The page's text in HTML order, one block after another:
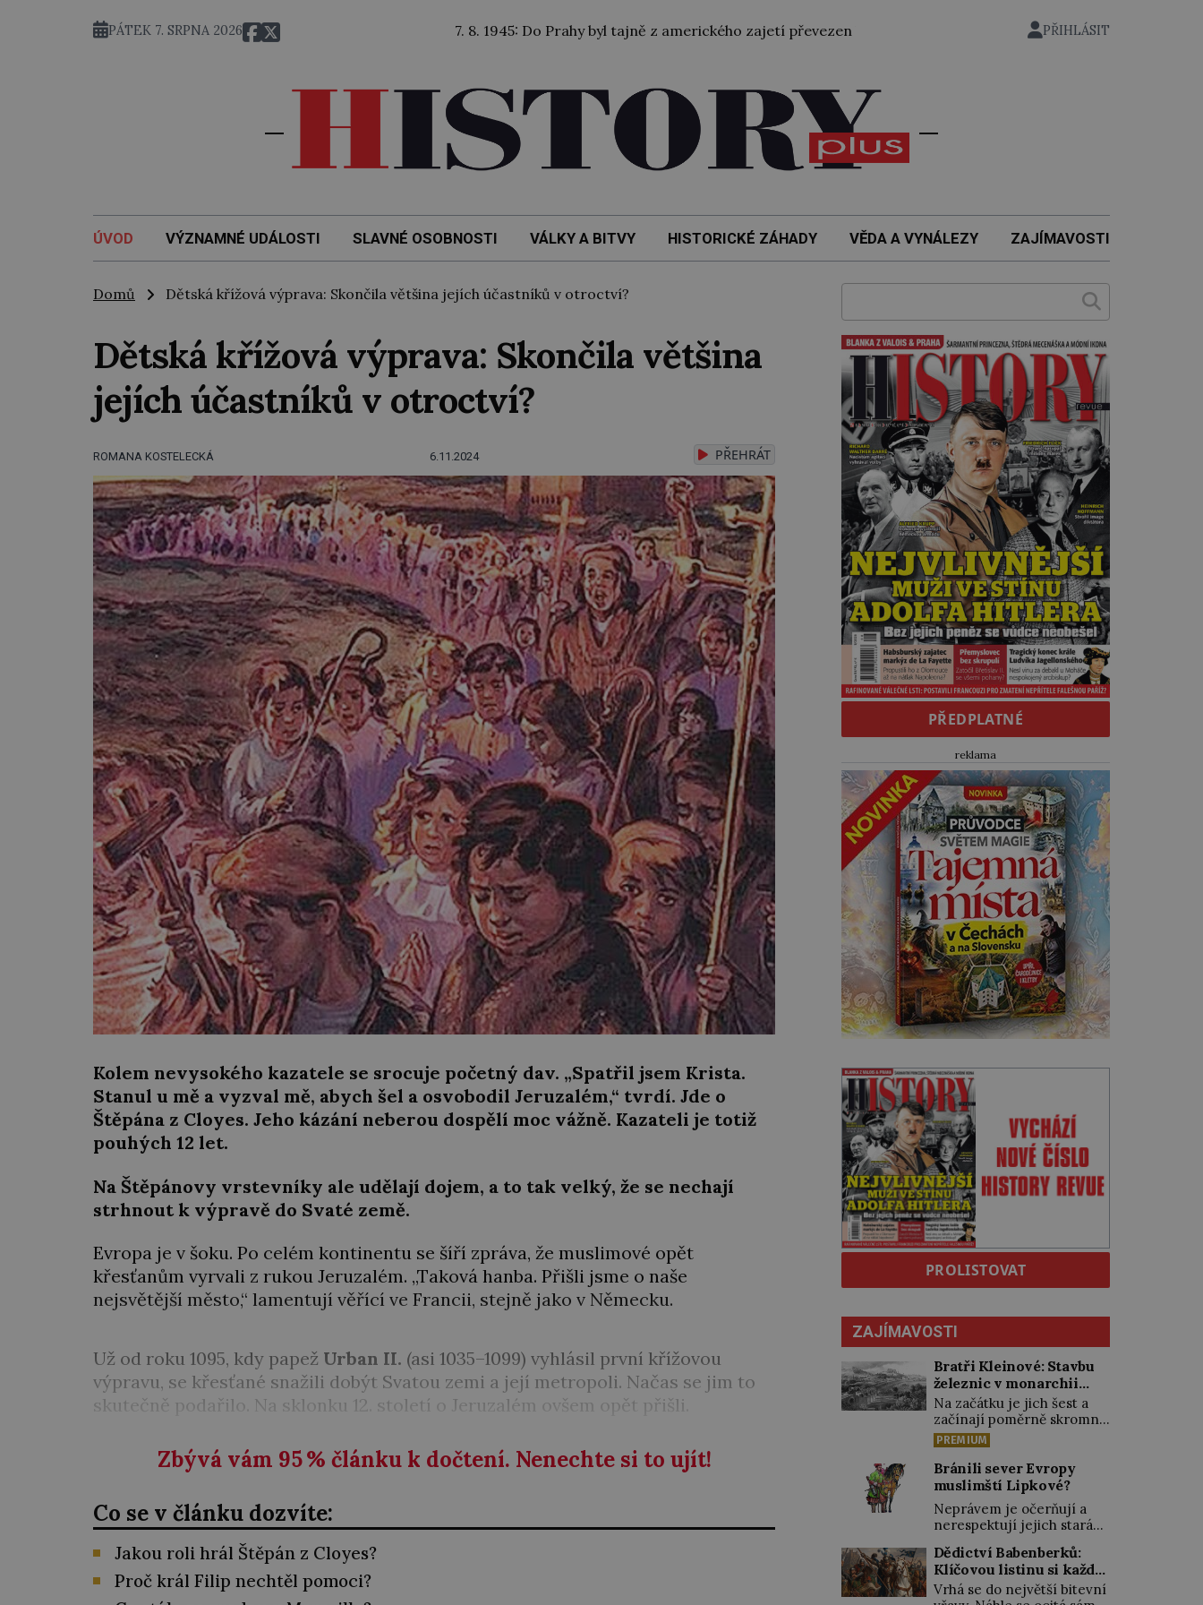
PÁTEK 7. SRPNA 2026 7. 8. 1945: Do Prahy byl tajně z amerického zajetí převezen bývalý státní ministr pro protektorát K. H. Frank, 21.
PŘIHLÁSIT
ÚVOD VÝZNAMNÉ UDÁLOSTI SLAVNÉ OSOBNOSTI VÁLKY A BITVY HISTORICKÉ ZÁHADY VĚDA A VYNÁLEZY ZAJÍMAVOSTI
Domů Dětská křížová výprava: Skončila většina jejích účastníků v otroctví?
Dětská křížová výprava: Skončila většina
jejích účastníků v otroctví?
ROMANA KOSTELECKÁ 6.11.2024 PŘEHRÁT
Kolem nevysokého kazatele se srocuje početný dav. „Spatřil jsem Krista.
Stanul u mě a vyzval mě, abych šel a osvobodil Jeruzalém,“ tvrdí. Jde o
Štěpána z Cloyes. Jeho kázání neberou dospělí moc vážně. Kazateli je totiž
pouhých 12 let.
Na Štěpánovy vrstevníky ale udělají dojem, a to tak velký, že se nechají
strhnout k výpravě do Svaté země.
Evropa je v šoku. Po celém kontinentu se šíří zpráva, že muslimové opět
křesťanům vyrvali z rukou Jeruzalém. „Taková hanba. Přišli jsme o naše
nejsvětější město,“ lamentují věřící ve Francii, stejně jako v Německu.
Už od roku 1095, kdy papež Urban II. (asi 1035–1099) vyhlásil první křížovou
výpravu, se křesťané snažili dobýt Svatou zemi a její metropoli. Načas se jim to
skutečně podařilo. Na sklonku 12. století o Jeruzalém ovšem opět přišli.
Zbývá vám 95% článku k dočtení. Nenechte si to ujít!
Co se v článku dozvíte:
Jakou roli hrál Štěpán z Cloyes?
Proč král Filip nechtěl pomoci?
PŘEDPLATNÉ
reklama
PROLISTOVAT
ZAJÍMAVOSTI
Bratři Kleinové: Stavbu
železnic v monarchii
ovládli samouci
Na začátku je jich šest a
začínají poměrně skromně,
úpravami zahrad, rybníků a
parků. Postupně si ale
troufnou i na stavbu
železnic. Během 40 let
vybudují na území
monarchie třetinu všech
tratí, tedy asi 3500
kilometrů! Ohromně na
tom zbohatnou…
Podnikavého ducha zdědí
bratři Kleinové po otci
PREMIUM
Bránili sever Evropy
muslimští Lipkové?
Neprávem je očerňují a
nerespektují jejich stará
přestali vyplácet
dohodnutý žold! Lipkové
proti těmto „podrazům“
Dědictví Babenberků:
Klíčovou listinu si každý
vykládal po svém
Vrhá se do největší bitevní